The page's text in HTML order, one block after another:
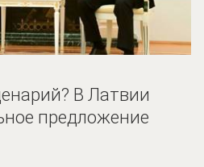
В Латвии
предложение